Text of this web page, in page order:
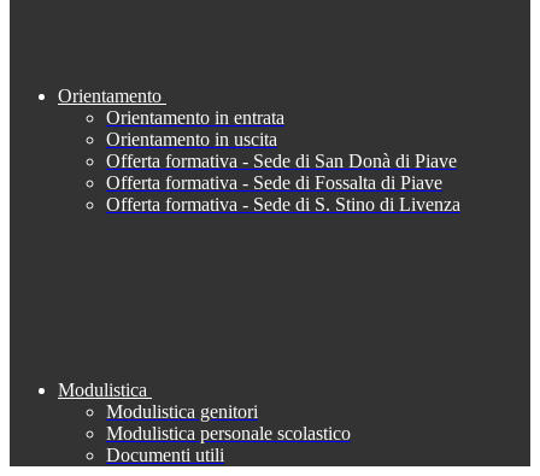
Orientamento
Orientamento in entrata
Orientamento in uscita
Offerta formativa - Sede di San Donà di Piave
Offerta formativa - Sede di Fossalta di Piave
Offerta formativa - Sede di S. Stino di Livenza
Modulistica
Modulistica genitori
Modulistica personale scolastico
Documenti utili